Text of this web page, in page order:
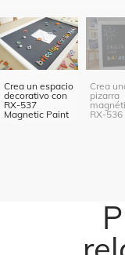
Crea un espacio
decorativo con
RX-537
Magnetic Paint
Crea
pizarra
RX-